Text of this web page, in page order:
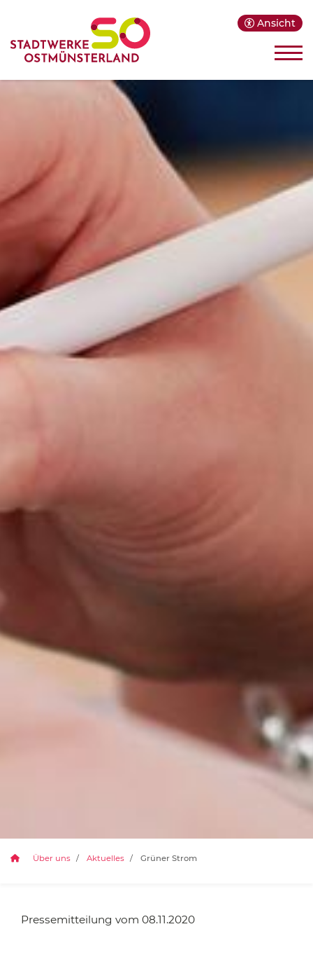
Ansicht
Über uns Aktuelles Grüner Strom
Pressemitteilung vom 08.11.2020